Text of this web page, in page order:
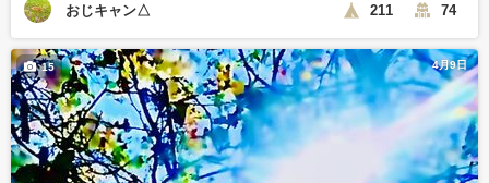
おじキャン△ 211 74
4月9日
15